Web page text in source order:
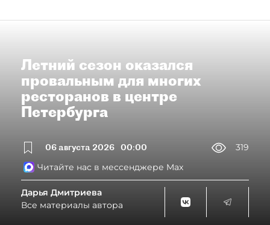
Летний сезон оказался
провальным для многих
ресторанов в центре
Петербурга
06 августа 2026 00:00
319
Читайте нас в мессенджере Max
Дарья Дмитриева
Все материалы автора